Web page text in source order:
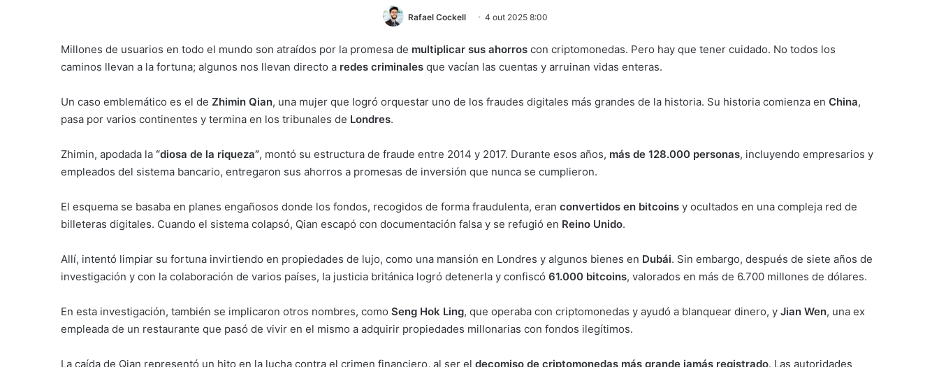
Rafael Cockell 4 out 2025 8:00
Millones de usuarios en todo el mundo son atraídos por la promesa de multiplicar sus ahorros con criptomonedas. Pero hay que tener cuidado. No todos los
caminos llevan a la fortuna; algunos nos llevan directo a redes criminales que vacían las cuentas y arruinan vidas enteras.
Un caso emblemático es el de Zhimin Qian, una mujer que logró orquestar uno de los fraudes digitales más grandes de la historia. Su historia comienza en China,
pasa por varios continentes y termina en los tribunales de Londres.
Zhimin, apodada la “diosa de la riqueza”, montó su estructura de fraude entre 2014 y 2017. Durante esos años, más de 128.000 personas, incluyendo empresarios y
empleados del sistema bancario, entregaron sus ahorros a promesas de inversión que nunca se cumplieron.
El esquema se basaba en planes engañosos donde los fondos, recogidos de forma fraudulenta, eran convertidos en bitcoins y ocultados en una compleja red de
billeteras digitales. Cuando el sistema colapsó, Qian escapó con documentación falsa y se refugió en Reino Unido.
Allí, intentó limpiar su fortuna invirtiendo en propiedades de lujo, como una mansión en Londres y algunos bienes en Dubái. Sin embargo, después de siete años de
investigación y con la colaboración de varios países, la justicia británica logró detenerla y confiscó 61.000 bitcoins, valorados en más de 6.700 millones de dólares.
En esta investigación, también se implicaron otros nombres, como Seng Hok Ling, que operaba con criptomonedas y ayudó a blanquear dinero, y Jian Wen, una ex
empleada de un restaurante que pasó de vivir en el mismo a adquirir propiedades millonarias con fondos ilegítimos.
La caída de Qian representó un hito en la lucha contra el crimen financiero, al ser el decomiso de criptomonedas más grande jamás registrado. Las autoridades